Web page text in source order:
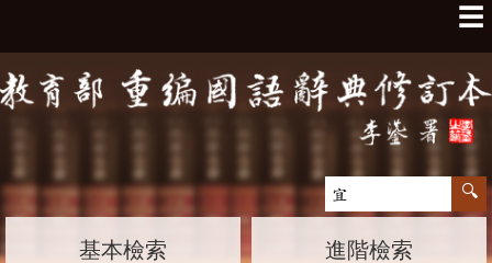
☰
基本檢索 進階檢索